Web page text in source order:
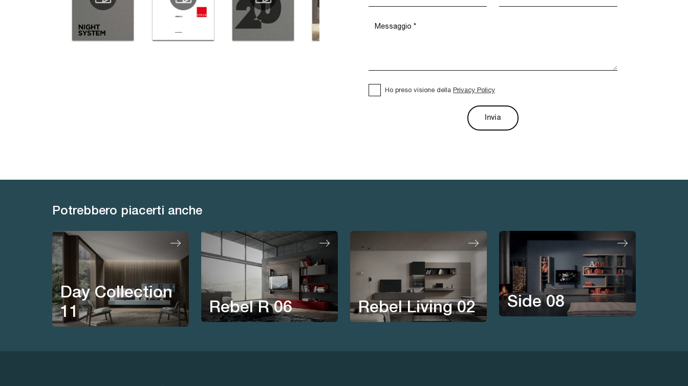
Ho preso visione della Privacy Policy
Invia
Potrebbero piacerti anche
Day Collection
11
Rebel R 06 Rebel Living 02 Side 08